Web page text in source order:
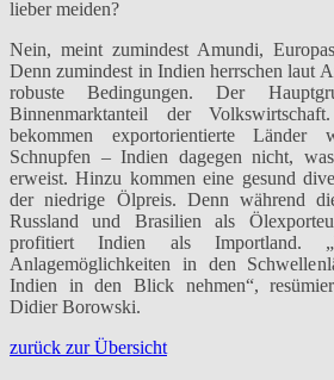
lieber meiden?
Nein, meint zumindest Amundi,
Denn zumindest in Indien herrschen laut
robuste Bedingungen. Der
Binnenmarktanteil der
bekommen exportorientierte Länder
Schnupfen – Indien dagegen nicht,
erweist. Hinzu kommen eine gesund
der niedrige Ölpreis. Denn während
Russland und Brasilien als
profitiert Indien als Importland.
Anlagemöglichkeiten in den
Indien in den Blick nehmen“,
Didier Borowski.
zurück zur Übersicht